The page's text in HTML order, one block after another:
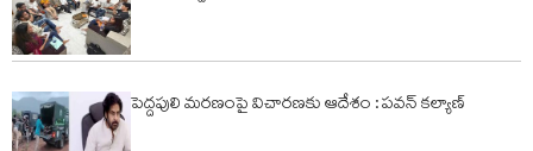
పెద్దపులి మరణంపై విచారణకు ఆదేశం : పవన్ కల్యాణ్